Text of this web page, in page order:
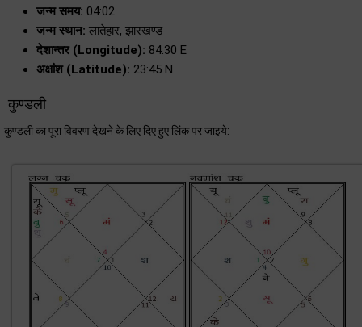
जन्म समय: 04:02
जन्म स्थान: लातेहार, झारखण्ड
देशान्तर (Longitude): 84:30 E
अक्षांश (Latitude): 23:45 N
कुण्डली
कुण्डली का पूरा विवरण देखने के लिए दिए हुए लिंक पर जाइये: